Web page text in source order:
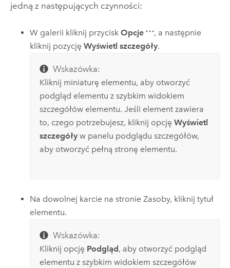
jedną z następujących czynności:
W galerii kliknij przyciskOpcje
, a następnie
kliknij pozycjęWyświetl szczegóły.
Wskazówka:
Kliknij miniaturę elementu, aby otworzyć
podgląd elementu z szybkim widokiem
szczegółów elementu. Jeśli element zawiera
to, czego potrzebujesz, kliknij opcję Wyświetl
szczegóływ panelu podglądu szczegółów,
aby otworzyć pełną stronę elementu.
Na dowolnej karcie na stronie Zasoby, kliknij tytuł
elementu.
Wskazówka:
Kliknij opcję Podgląd , aby otworzyć podgląd
elementu z szybkim widokiem szczegółów